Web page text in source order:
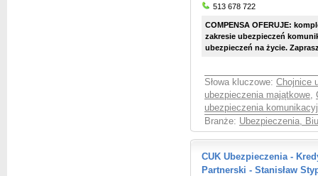
513 678 722
COMPENSA OFERUJE:
zakresie ubezpieczeń
ubezpieczeń na życie.
Słowa kluczowe: Chojnice
ubezpieczenia majątkowe,
ubezpieczenia
Branże: Ubezpieczenia,
CUK Ubezpieczenia -
Partnerski - Stanisław